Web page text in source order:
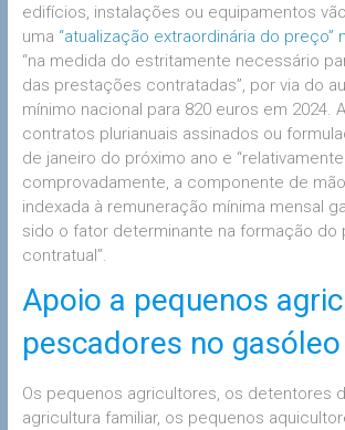
edifícios, instalações ou equipamentos
uma “atualização extraordinária do preço”
“na medida do estritamente necessário
das prestações contratadas”, por via do
mínimo nacional para 820 euros em 2024.
contratos plurianuais assinados ou
de janeiro do próximo ano e
comprovadamente, a componente de
indexada à remuneração mínima mensal
sido o fator determinante na formação do
contratual”.
Apoio a pequenos
pescadores no gasóleo
Os pequenos agricultores, os detentores
agricultura familiar, os pequenos